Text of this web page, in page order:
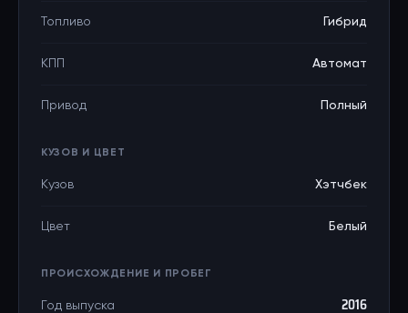
Топливо Гибрид
КПП Автомат
Привод Полный
КУЗОВ И ЦВЕТ
Кузов Хэтчбек
Цвет Белый
ПРОИСХОЖДЕНИЕ И ПРОБЕГ
Год выпуска 2016